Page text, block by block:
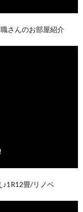
さんのお部屋紹介
♪1R12畳/リノベ